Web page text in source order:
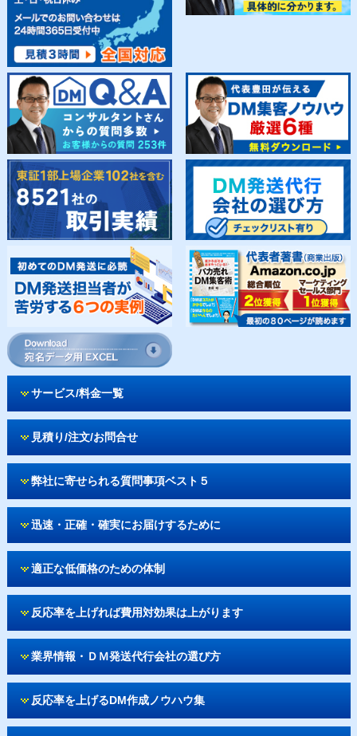
サービス/料金一覧
見積り/注文/お問合せ
弊社に寄せられる質問事項ベスト５
迅速・正確・確実にお届けするために
適正な低価格のための体制
反応率を上げれば費用対効果は上がります
業界情報・ＤＭ発送代行会社の選び方
反応率を上げるDM作成ノウハウ集